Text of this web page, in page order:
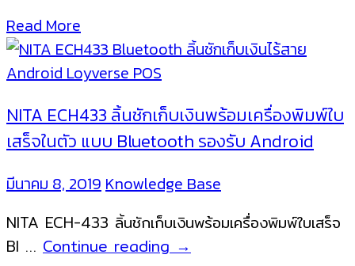
เงิน
ปุ่ม
กด
Read More
NITA ECH433 ลิ้นชักเก็บเงินพร้อมเครื่องพิมพ์ใบ
เสร็จในตัว แบบ Bluetooth รองรับ Android
มีนาคม 8, 2019Knowledge Base
NITA ECH-433 ลิ้นชักเก็บเงินพร้อมเครื่องพิมพ์ใบเสร็จ
Bl … Continue readingNITA
→